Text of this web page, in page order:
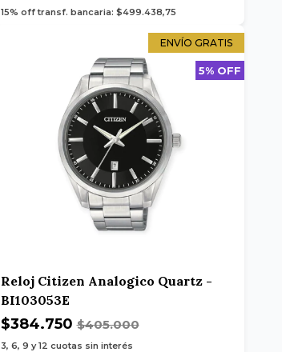
15% off transf. bancaria: $499.438,75
ENVÍO GRATIS
5% OFF
Reloj Citizen Analogico Quartz -
BI103053E
$384.750$405.000
3, 6, 9 y 12 cuotas sin interés